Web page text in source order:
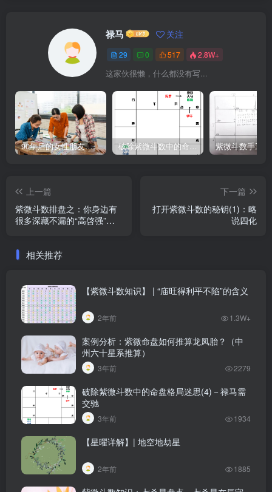
禄马 关注
29 0 517 2.8W+
这家伙很懒，什么都没有写...
90年后的女性朋友，三元九运时期，你准备好迎接离火中女运了吗？ 破除紫微斗数中的命盘格局迷思(4)－禄马需交驰 紫微斗数手工
上一篇
紫微斗数排盘之：你身边有
很多深藏不漏的“高啓强”
下一篇
打开紫微斗数的秘钥(1)：略
说四化
相关推荐
【紫微斗数知识】 | “庙旺得利平不陷”的含义
2年前 1.3W+
案例分析：紫微命盘如何推算龙凤胎？（中
州六十星系推算）
3年前 2279
破除紫微斗数中的命盘格局迷思(4)－禄马需
交驰
3年前 1934
【星曜详解】| 地空地劫星
2年前 1885